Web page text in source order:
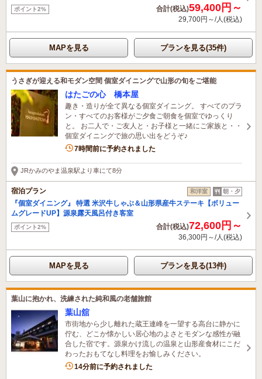
ポイント2% 合計(税込)59,400円～
29,700円～/人(税込)
MAPを見る プランを見る(35件)
うさぎが迎える和モダン空間 個室ダイニングで山形の旬をご堪能
はたごの心 橋本屋
趣き・造りが全て異なる個室ダイニング。 すべてのプラ
ン・すべてのお客様がご夕食ご朝食を個室でゆっくり
と。 お二人で・ご友人と・お子様と一緒にご家族と・・
個室ダイニングで旅の思い出をどうぞ♪
1名がこの宿を見ています
7時間前に予約されました
JRかみのやま温泉駅より車にて8分
宿泊プラン 和洋室 朝・夕
『個室ダイニング』 特選 米沢牛しゃぶ＆山形県産牛ステーキ【ボリュー
ムグレードUP】源泉露天風呂付き客室
ポイント2% 合計(税込)72,600円～
36,300円～/人(税込)
MAPを見る プランを見る(13件)
葉山に抱かれ、洗練された純和風の老舗旅館
葉山舘
市街地から少し離れた蔵王連峰を一望する高台に静かに
佇む、どこか懐かしい居心地のよさとモダンな感性が融
合した宿です。源泉かけ流しの温泉と山形産食材にこだ
わったおもてなし料理をお愉しみください。
14分前に予約されました